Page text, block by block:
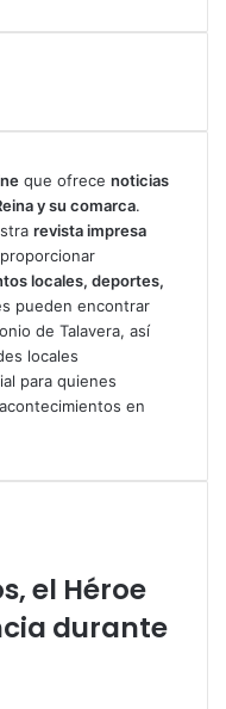
que ofrece noticias
y su comarca.
revista impresa
locales, deportes,
pueden encontrar
de Talavera, así
locales
para quienes
en
el Héroe
durante